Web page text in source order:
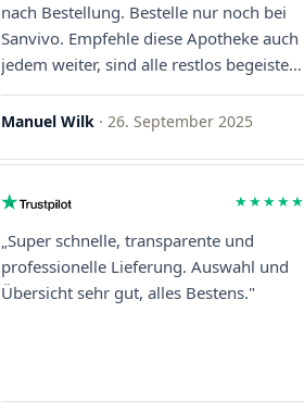
nach Bestellung. Bestelle nur noch bei
Sanvivo. Empfehle diese Apotheke auch
jedem weiter, sind alle restlos begeistert.
Immer wieder gern!"
Manuel Wilk · 26. September 2025
★★★★★
„Super schnelle, transparente und
professionelle Lieferung. Auswahl und
Übersicht sehr gut, alles Bestens."